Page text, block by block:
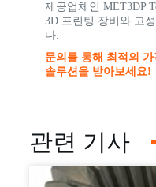
제공업체인 MET3DP
3D 프린팅 장비와 고
다.
문의를 통해 최적의
솔루션을 받아보세요!
관련 기사